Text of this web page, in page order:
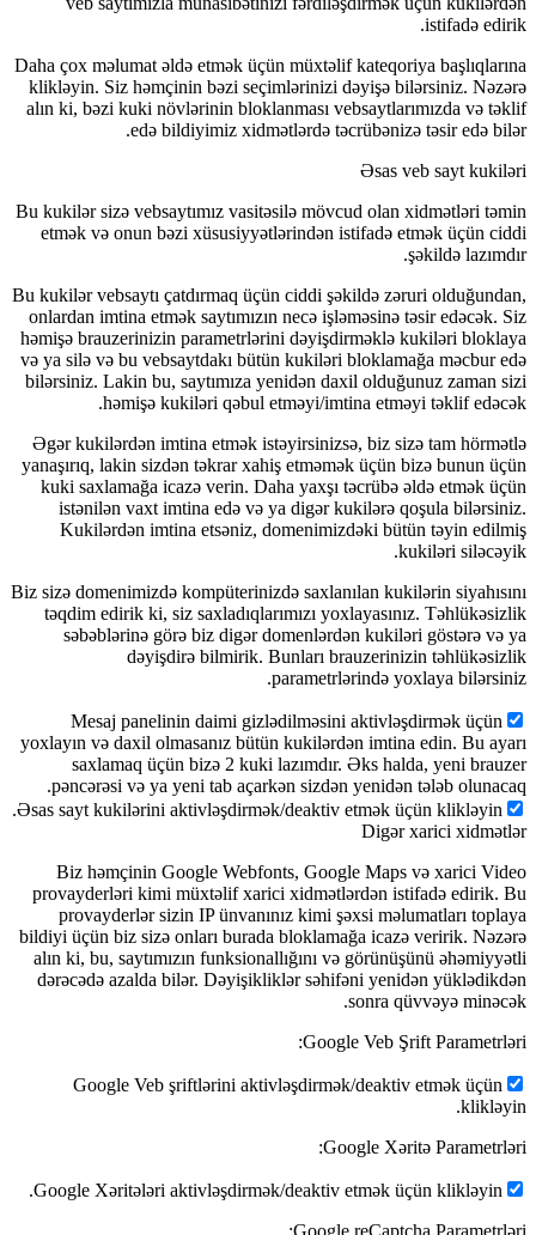
Daha çox
klikləyin.
alın ki,
Bu kukilər
etmək və
Bu kukilər
onlardan
həmişə
və ya silə
bilərsiniz.
Əgər
yanaşırıq,
kuki
Biz sizə
təqdim
yoxlayın
Əsas sayt
Biz
bildiyi üçün
alın ki,
dərəcədə
Google